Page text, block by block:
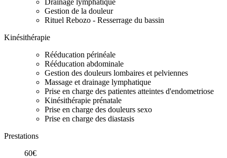
Gestion de la douleur
Rituel Rebozo - Resserrage du bassin
Kinésithérapie
Rééducation périnéale
Rééducation abdominale
Gestion des douleurs lombaires et pelviennes
Massage et drainage lymphatique
Prise en charge des patientes atteintes d'endometriose
Kinésithérapie prénatale
Prise en charge des douleurs sexo
Prise en charge des diastasis
Prestations
60€